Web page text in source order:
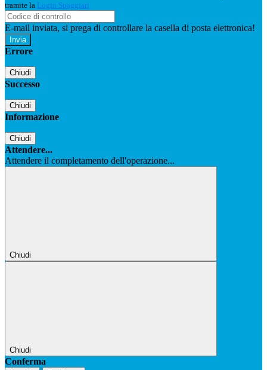
tramite la Login Spaggiari
E-mail inviata, si prega di controllare la casella di posta elettronica!
Errore
Chiudi
Successo
Chiudi
Informazione
Chiudi
Attendere...
Attendere il completamento dell'operazione...
Chiudi
Chiudi
Conferma